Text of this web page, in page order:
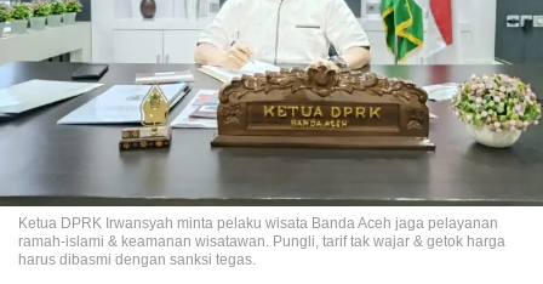
Ketua DPRK Irwansyah minta pelaku wisata Banda Aceh jaga pelayanan
ramah-islami & keamanan wisatawan. Pungli, tarif tak wajar & getok harga
harus dibasmi dengan sanksi tegas.